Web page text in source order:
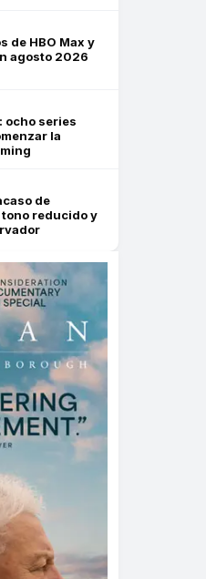
de HBO Max y
agosto 2026
ocho series
la
de
reducido y